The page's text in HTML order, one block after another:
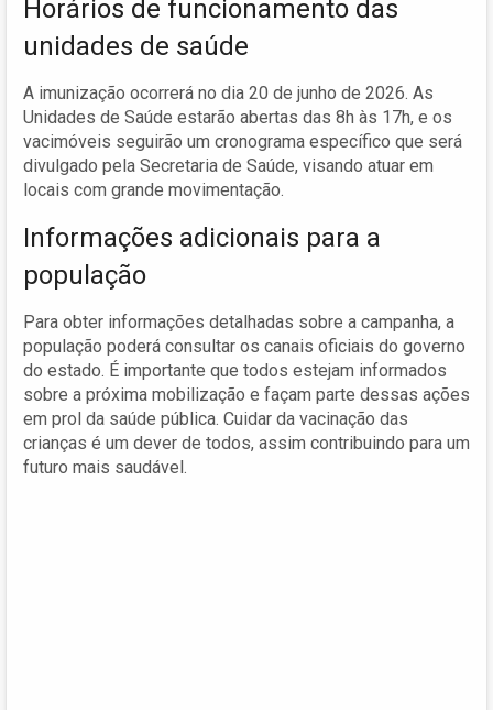
Horários de funcionamento das
unidades de saúde
A imunização ocorrerá no dia 20 de junho de 2026. As
Unidades de Saúde estarão abertas das 8h às 17h, e os
vacimóveis seguirão um cronograma específico que será
divulgado pela Secretaria de Saúde, visando atuar em
locais com grande movimentação.
Informações adicionais para a
população
Para obter informações detalhadas sobre a campanha, a
população poderá consultar os canais oficiais do governo
do estado. É importante que todos estejam informados
sobre a próxima mobilização e façam parte dessas ações
em prol da saúde pública. Cuidar da vacinação das
crianças é um dever de todos, assim contribuindo para um
futuro mais saudável.